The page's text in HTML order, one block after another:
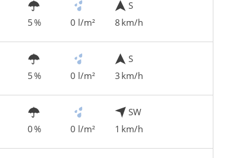
5 % 0 l/m²
S
8 km/h
5 % 0 l/m²
S
3 km/h
0 % 0 l/m²
SW
1 km/h